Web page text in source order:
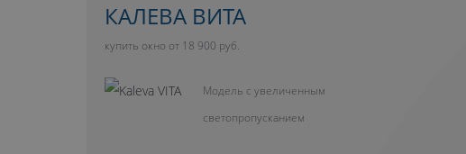
КАЛЕВА ВИТА
купить окно от 18 900 руб.
Модель с увеличенным
светопропусканием